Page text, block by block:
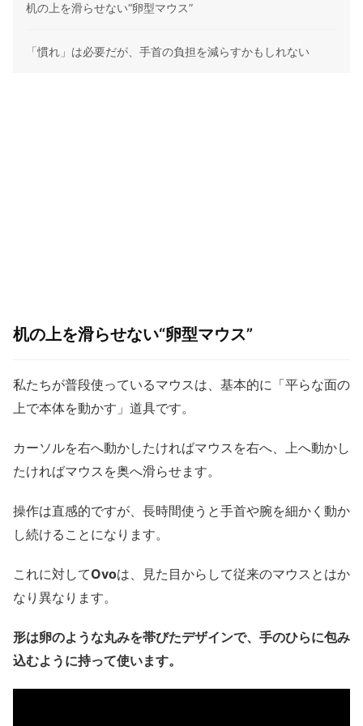
机の上を滑らせない“卵型マウス”
「慣れ」は必要だが、手首の負担を減らすかもしれない
机の上を滑らせない“卵型マウス”
私たちが普段使っているマウスは、基本的に「平らな面の
上で本体を動かす」道具です。
カーソルを右へ動かしたければマウスを右へ、上へ動かし
たければマウスを奥へ滑らせます。
操作は直感的ですが、長時間使うと手首や腕を細かく動か
し続けることになります。
これに対してOvoは、見た目からして従来のマウスとはか
なり異なります。
形は卵のような丸みを帯びたデザインで、手のひらに包み
込むように持って使います。